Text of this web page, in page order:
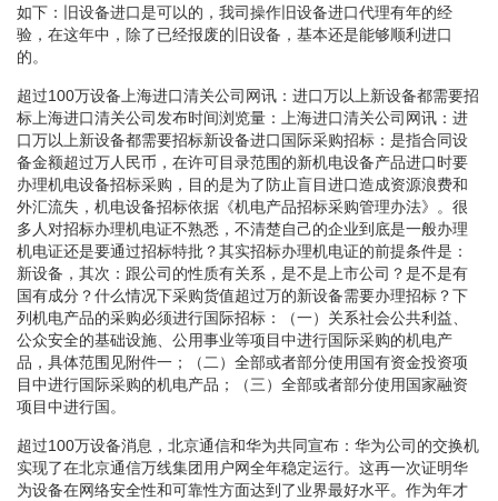
如下：旧设备进口是可以的，我司操作旧设备进口代理有年的经
验，在这年中，除了已经报废的旧设备，基本还是能够顺利进口
的。
超过100万设备上海进口清关公司网讯：进口万以上新设备都需要招
标上海进口清关公司发布时间浏览量：上海进口清关公司网讯：进
口万以上新设备都需要招标新设备进口国际采购招标：是指合同设
备金额超过万人民币，在许可目录范围的新机电设备产品进口时要
办理机电设备招标采购，目的是为了防止盲目进口造成资源浪费和
外汇流失，机电设备招标依据《机电产品招标采购管理办法》。很
多人对招标办理机电证不熟悉，不清楚自己的企业到底是一般办理
机电证还是要通过招标特批？其实招标办理机电证的前提条件是：
新设备，其次：跟公司的性质有关系，是不是上市公司？是不是有
国有成分？什么情况下采购货值超过万的新设备需要办理招标？下
列机电产品的采购必须进行国际招标：（一）关系社会公共利益、
公众安全的基础设施、公用事业等项目中进行国际采购的机电产
品，具体范围见附件一；（二）全部或者部分使用国有资金投资项
目中进行国际采购的机电产品；（三）全部或者部分使用国家融资
项目中进行国。
超过100万设备消息，北京通信和华为共同宣布：华为公司的交换机
实现了在北京通信万线集团用户网全年稳定运行。这再一次证明华
为设备在网络安全性和可靠性方面达到了业界最好水平。作为年才